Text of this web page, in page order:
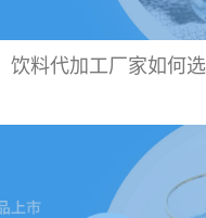
饮料代加工厂家如何选